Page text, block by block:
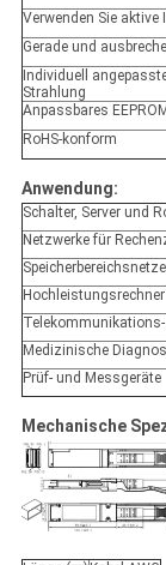
Verwenden Sie aktive
Gerade und
Individuell
Strahlung
Anpassbares
RoHS-konform
Anwendung:
Schalter, Server und
Netzwerke für
Speicherbereichsnetze
Hochleistungsrechner
Medizinische
Prüf- und Messgeräte
Mechanische